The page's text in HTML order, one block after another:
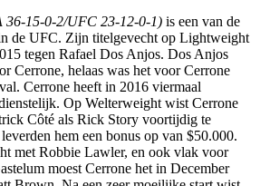
36-15-0-2/UFC 23-12-0-1) is een van de
de UFC. Zijn titelgevecht op Lightweight
tegen Rafael Dos Anjos. Dos Anjos
Cerrone, helaas was het voor Cerrone
Cerrone heeft in 2016 viermaal
Op Welterweight wist Cerrone
Côté als Rick Story voortijdig te
hem een bonus op van $50.000.
met Robbie Lawler, en ook vlak voor
moest Cerrone het in December